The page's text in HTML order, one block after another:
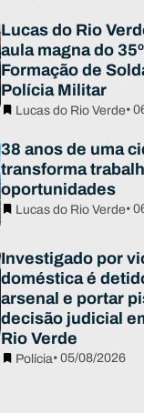
Lucas do Rio
aula magna do
Formação de
Polícia Militar
Lucas do Rio Verde•
38 anos de uma
transforma
oportunidades
Lucas do Rio Verde•
Investigado por
doméstica é
arsenal e portar
decisão judicial
Rio Verde
Polícia• 05/08/2026